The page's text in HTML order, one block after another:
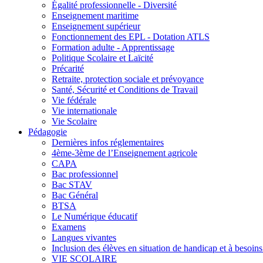
Égalité professionnelle - Diversité
Enseignement maritime
Enseignement supérieur
Fonctionnement des EPL - Dotation ATLS
Formation adulte - Apprentissage
Politique Scolaire et Laïcité
Précarité
Retraite, protection sociale et prévoyance
Santé, Sécurité et Conditions de Travail
Vie fédérale
Vie internationale
Vie Scolaire
Pédagogie
Dernières infos réglementaires
4ème-3ème de l’Enseignement agricole
CAPA
Bac professionnel
Bac STAV
Bac Général
BTSA
Le Numérique éducatif
Examens
Langues vivantes
Inclusion des élèves en situation de handicap et à
VIE SCOLAIRE